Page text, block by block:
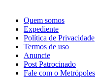
Quem somos
Expediente
Política de Privacidade
Termos de uso
Anuncie
Post Patrocinado
Fale com o Metrópoles